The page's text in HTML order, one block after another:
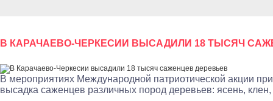
В КАРАЧАЕВО-ЧЕРКЕСИИ ВЫСАДИЛИ 18 ТЫСЯЧ
В мероприятиях Международной патриотической акции
высадка саженцев различных пород деревьев: ясень, клен,